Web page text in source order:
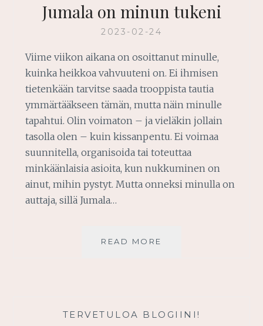
Jumala on minun tukeni
2023-02-24
Viime viikon aikana on osoittanut minulle,
kuinka heikkoa vahvuuteni on. Ei ihmisen
tietenkään tarvitse saada trooppista tautia
ymmärtääkseen tämän, mutta näin minulle
tapahtui. Olin voimaton – ja vieläkin jollain
tasolla olen – kuin kissanpentu. Ei voimaa
suunnitella, organisoida tai toteuttaa
minkäänlaisia asioita, kun nukkuminen on
ainut, mihin pystyt. Mutta onneksi minulla on
auttaja, sillä Jumala…
READ MORE
TERVETULOA BLOGIINI!